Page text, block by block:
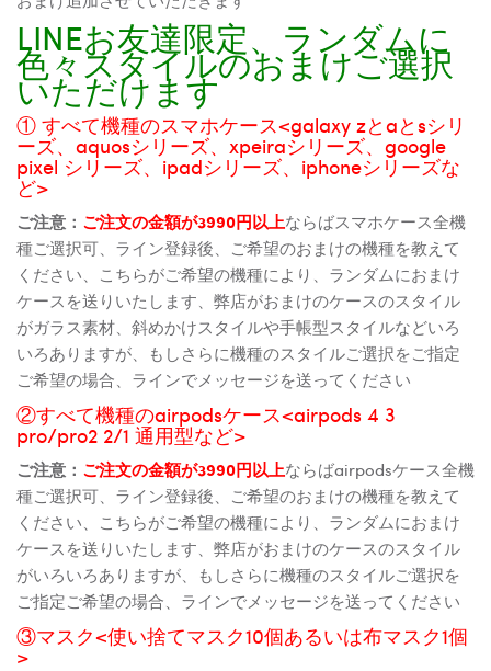
LINEお友達限定、ランダムに
色々スタイルのおまけご選択
いただけます
① すべて機種のスマホケース<galaxy zとaとsシリ
ーズ、aquosシリーズ、xpeiraシリーズ、google
pixel シリーズ、ipadシリーズ、iphoneシリーズな
ど>
ご注意： ご注文の金額が3990円以上ならばスマホケース全機
種ご選択可、ライン登録後、ご希望のおまけの機種を教えて
ください、こちらがご希望の機種により、ランダムにおまけ
ケースを送りいたします、弊店がおまけのケースのスタイル
がガラス素材、斜めかけスタイルや手帳型スタイルなどいろ
いろありますが、もしさらに機種のスタイルご選択をご指定
ご希望の場合、ラインでメッセージを送ってください
②すべて機種のairpodsケース<airpods 4 3
pro/pro2 2/1 通用型など>
ご注意： ご注文の金額が3990円以上ならばairpodsケース全機
種ご選択可、ライン登録後、ご希望のおまけの機種を教えて
ください、こちらがご希望の機種により、ランダムにおまけ
ケースを送りいたします、弊店がおまけのケースのスタイル
がいろいろありますが、もしさらに機種のスタイルご選択を
ご指定ご希望の場合、ラインでメッセージを送ってください
③マスク<使い捨てマスク10個あるいは布マスク1個
>